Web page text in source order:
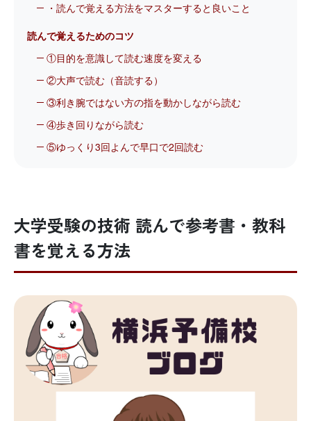
・読んで覚える方法をマスターすると良いこと
読んで覚えるためのコツ
①目的を意識して読む速度を変える
②大声で読む（音読する）
③利き腕ではない方の指を動かしながら読む
④歩き回りながら読む
⑤ゆっくり3回よんで早口で2回読む
大学受験の技術 読んで参考書・教科
書を覚える方法